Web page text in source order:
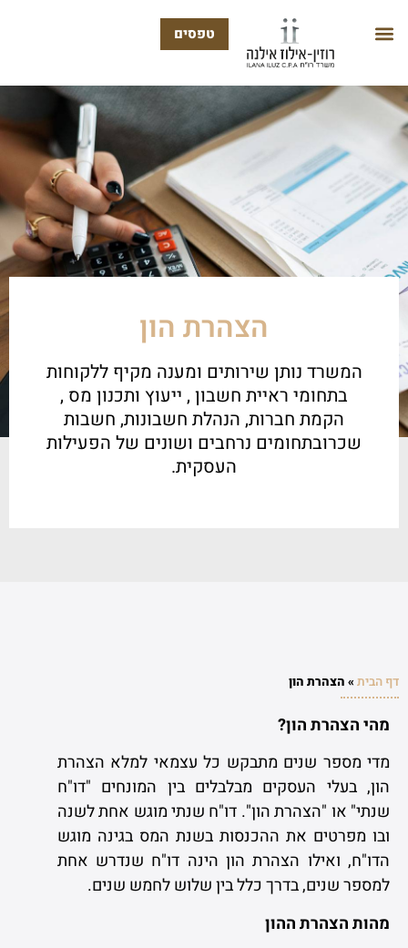
טפסים
הצהרת הון
המשרד נותן שירותים ומענה מקיף ללקוחות
בתחומי ראיית חשבון , ייעוץ ותכנון מס ,
הקמת חברות, הנהלת חשבונות, חשבות
שכרובתחומים נרחבים ושונים של הפעילות
העסקית.
דף הבית » הצהרת הון
מהי הצהרת הון?
מדי מספר שנים מתבקש כל עצמאי למלא הצהרת
הון, בעלי העסקים מבלבלים בין המונחים "דו"ח
שנתי" או "הצהרת הון". דו"ח שנתי מוגש אחת לשנה
ובו מפרטים את ההכנסות בשנת המס בגינה מוגש
הדו"ח, ואילו הצהרת הון הינה דו"ח שנדרש אחת
למספר שנים, בדרך כלל בין שלוש לחמש שנים.
מהות הצהרת ההון